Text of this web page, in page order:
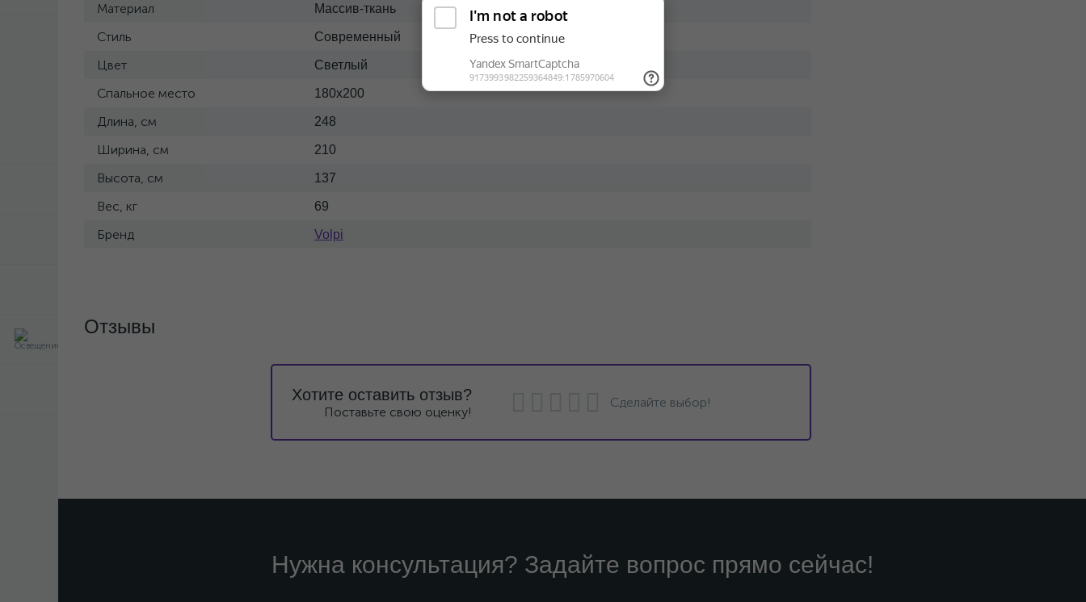
Материал Массив-ткань
Стиль Современный
Цвет Светлый
Спальное место 180x200
Длина, см 248
Ширина, см 210
Высота, см 137
Вес, кг 69
Бренд Volpi
Отзывы
Хотите оставить отзыв?
Поставьте свою оценку!
Сделайте выбор!
Нужна консультация? Задайте вопрос прямо сейчас!